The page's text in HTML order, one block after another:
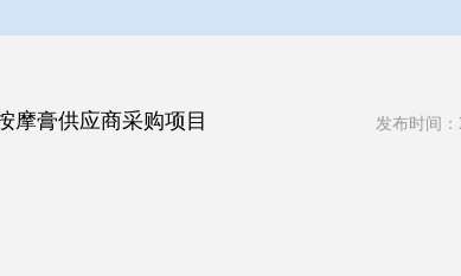
摩膏供应商采购项目 发布时间：